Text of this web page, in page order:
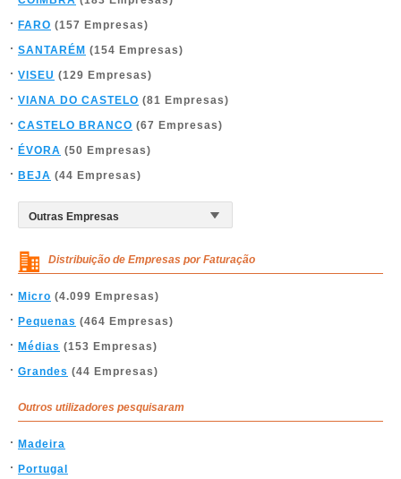
FARO (157 Empresas)
SANTARÉM (154 Empresas)
VISEU (129 Empresas)
VIANA DO CASTELO (81 Empresas)
CASTELO BRANCO (67 Empresas)
ÉVORA (50 Empresas)
BEJA (44 Empresas)
Distribuição de Empresas por Faturação
Micro (4.099 Empresas)
Pequenas (464 Empresas)
Médias (153 Empresas)
Grandes (44 Empresas)
Outros utilizadores pesquisaram
Madeira
Portugal